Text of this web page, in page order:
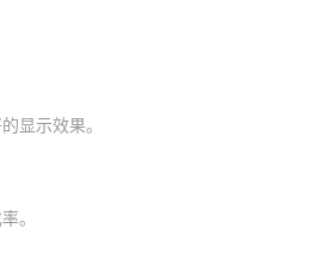
显示效果。
。